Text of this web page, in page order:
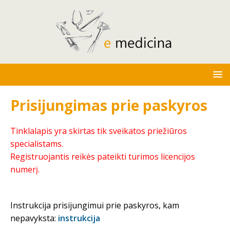
Prisijungimas prie paskyros
Tinklalapis yra skirtas tik sveikatos priežiūros
specialistams.
Registruojantis reikės pateikti turimos licencijos
numerį.
Instrukcija prisijungimui prie paskyros, kam
nepavyksta: instrukcija